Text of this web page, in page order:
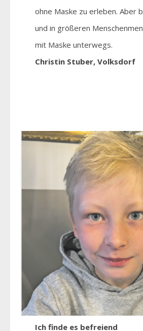
ohne Maske zu erleben. Aber
und in größeren
mit Maske unterwegs.
Christin Stuber, Volksdorf
Ich finde es befreiend